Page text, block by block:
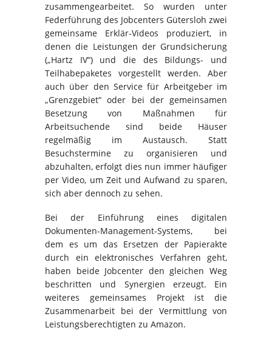
zusammengearbeitet. So wurden unter
Federführung des Jobcenters Gütersloh zwei
gemeinsame Erklär-Videos produziert, in
denen die Leistungen der Grundsicherung
(„Hartz IV“) und die des Bildungs- und
Teilhabepaketes vorgestellt werden. Aber
auch über den Service für Arbeitgeber im
„Grenzgebiet“ oder bei der gemeinsamen
Besetzung von Maßnahmen für
Arbeitsuchende sind beide Häuser
regelmäßig im Austausch. Statt
Besuchstermine zu organisieren und
abzuhalten, erfolgt dies nun immer häufiger
per Video, um Zeit und Aufwand zu sparen,
sich aber dennoch zu sehen.
Bei der Einführung eines digitalen
Dokumenten-Management-Systems, bei
dem es um das Ersetzen der Papierakte
durch ein elektronisches Verfahren geht,
haben beide Jobcenter den gleichen Weg
beschritten und Synergien erzeugt. Ein
weiteres gemeinsames Projekt ist die
Zusammenarbeit bei der Vermittlung von
Leistungsberechtigten zu Amazon.